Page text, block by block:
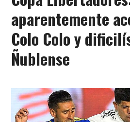
aparentemente
Colo Colo y
Ñublense